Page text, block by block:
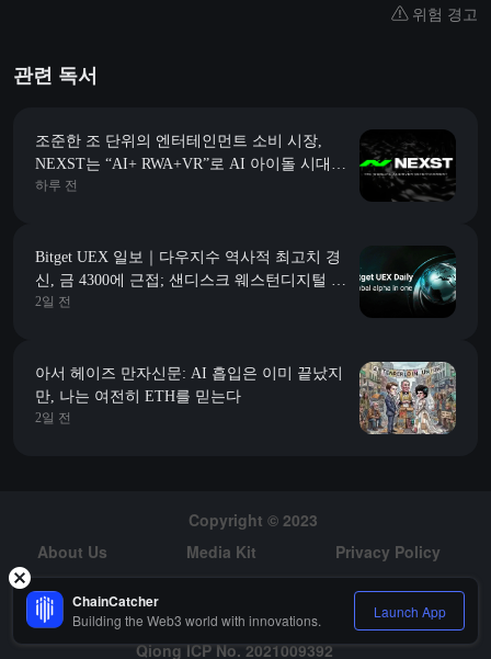
위험 경고
관련 독서
조준한 조 단위의 엔터테인먼트 소비 시장,
NEXST는 “AI+ RWA+VR”로 AI 아이돌 시대의
“JYP”를 만들어갑니다
하루 전
Bitget UEX 일보｜다우지수 역사적 최고치 경
신, 금 4300에 근접; 샌디스크 웨스턴디지털 가
이던스 예상에 미치지 못해 급락; 스페이스X 첫
2일 전
아서 헤이즈 만자신문: AI 흡입은 이미 끝났지
만, 나는 여전히 ETH를 믿는다
2일 전
Copyright © 2023
About Us
Media Kit
Privacy Policy
Risk Warning
Hiring
Qiong ICP No. 2021009392
ChainCatcher
Building the Web3 world with innovations. Launch App